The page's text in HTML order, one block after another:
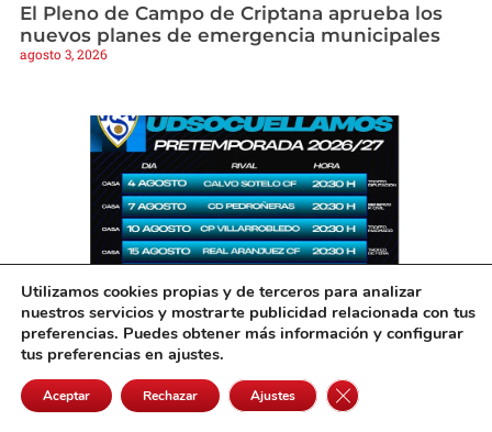
El Pleno de Campo de Criptana aprueba los
nuevos planes de emergencia municipales
agosto 3, 2026
El Yugo UD Socuéllamos inicia su
pretemporada con siete amistosos antes del
debut liguero
Utilizamos cookies propias y de terceros para analizar
nuestros servicios y mostrarte publicidad relacionada con tus
preferencias. Puedes obtener más información y configurar
tus preferencias en ajustes.
Aceptar Rechazar Ajustes Cerrar el banner de